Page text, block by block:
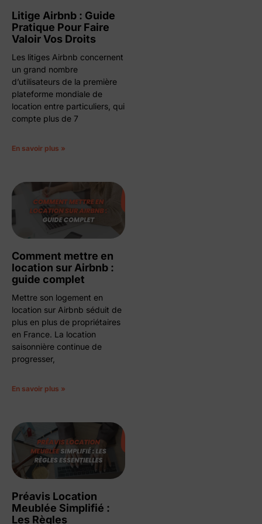
Litige Airbnb : Guide
Pratique Pour Faire
Valoir Vos Droits
Les litiges Airbnb concernent
un grand nombre
d’utilisateurs de la première
plateforme mondiale de
location entre particuliers, qui
compte plus de 7
En savoir plus »
Comment mettre en
location sur Airbnb :
guide complet
Mettre son logement en
location sur Airbnb séduit de
plus en plus de propriétaires
en France. La location
saisonnière continue de
progresser,
En savoir plus »
Préavis Location
Meublée Simplifié :
Les Règles